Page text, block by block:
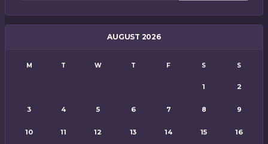
AUGUST 2026
M T W T F S S
1 2
3 4 5 6 7 8 9
10 11 12 13 14 15 16